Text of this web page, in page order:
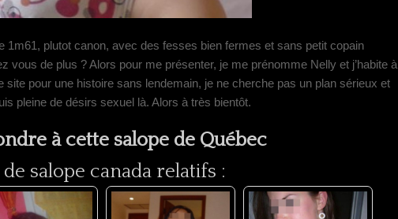
1m61, plutot canon, avec des fesses bien fermes et sans petit copain
vous de plus ? Alors pour me présenter, je me prénomme Nelly et j’habite à
pour une histoire sans lendemain, je ne cherche pas un plan sérieux et
pleine de désirs sexuel là. Alors à très bientôt.
à cette salope de Québec
salope canada relatifs :